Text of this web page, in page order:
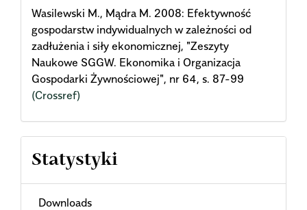
Wasilewski M., Mądra M. 2008: Efektywność
gospodarstw indywidualnych w zależności od
zadłużenia i siły ekonomicznej, "Zeszyty
Naukowe SGGW. Ekonomika i Organizacja
Gospodarki Żywnościowej", nr 64, s. 87-99
(Crossref)
Statystyki
Downloads